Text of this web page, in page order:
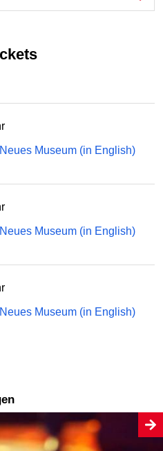
Museum (in English)
Museum (in English)
Museum (in English)